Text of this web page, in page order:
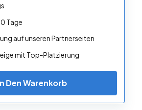
Tage
auf unseren Partnerseiten
mit Top-Platzierung
Den Warenkorb